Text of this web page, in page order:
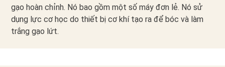
gạo hoàn chỉnh. Nó bao gồm một số máy đơn lẻ. Nó sử
dụng lực cơ học do thiết bị cơ khí tạo ra để bóc và làm
trắng gạo lứt.